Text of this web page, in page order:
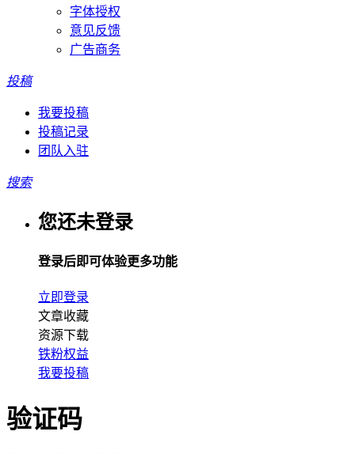
字体授权
意见反馈
广告商务
投稿
我要投稿
投稿记录
团队入驻
搜索
您还未登录
登录后即可体验更多功能
立即登录
文章收藏
资源下载
铁粉权益
我要投稿
验证码